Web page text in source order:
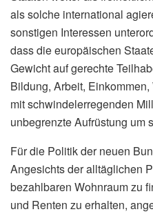
als solche international
sonstigen Interessen
dass die europäischen
Gewicht auf gerechte
Bildung, Arbeit,
mit schwindelerregenden
unbegrenzte Aufrüstung um
Für die Politik der neuen
Angesichts der alltäglichen
bezahlbaren Wohnraum zu
und Renten zu erhalten,